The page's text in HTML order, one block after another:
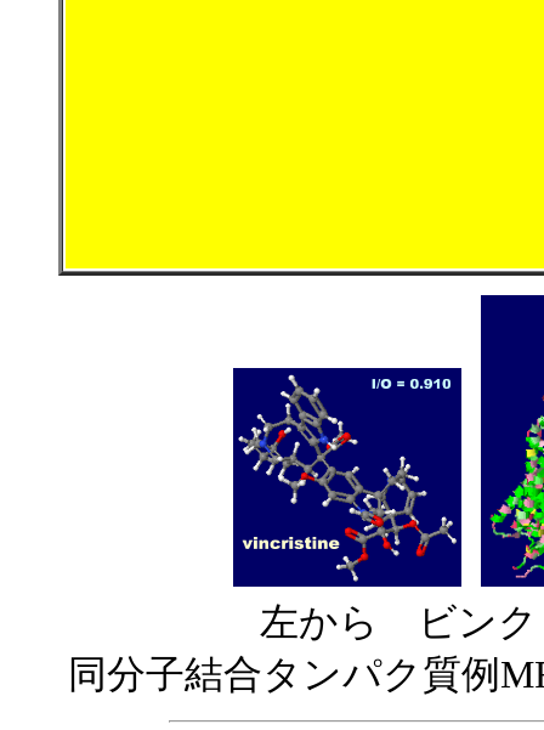
左から ビンク
同分子結合タンパク質例